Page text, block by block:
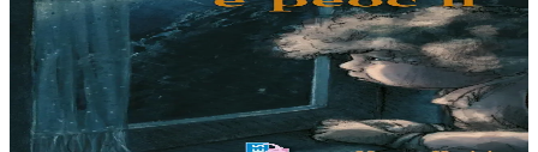
Ameli Penn-koumoul 3 - Kousket e peoc’h
Ne vez ket ken sioul-se maezioù ar vro pa zeu tud pinvidik ’zo da
glask ober skrap war an douaroù-labour. Feiz, evel-just ne sell ket
ouzh ar vugale. Met......